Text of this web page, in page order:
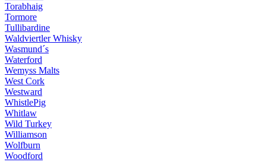
Torabhaig
Tormore
Tullibardine
Waldviertler Whisky
Wasmund´s
Waterford
Wemyss Malts
West Cork
Westward
WhistlePig
Whitlaw
Wild Turkey
Williamson
Wolfburn
Woodford